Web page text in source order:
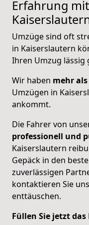
Erfahrung
Umzüge sind oft
in Kaiserslautern
Ihren Umzug lässig
Wir haben mehr
Umzügen in
ankommt.
Die Fahrer von
professionell und
Kaiserslautern
Gepäck in den
zuverlässigen
kontaktieren Sie
enttäuschen.
Füllen Sie jetzt